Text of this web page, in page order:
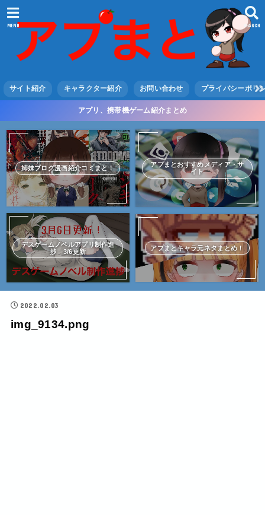
SEARCH
MENU
サイト紹介 キャラクター紹介 お問い合わせ プライバシーポリ
アプリ、携帯機ゲーム紹介まとめ
姉妹ブログ漫画紹介コミまと！
アプまとおすすめメディア・サ
イト
デスゲームノベルアプリ制作進
捗 3/6更新
アプまとキャラ元ネタまとめ！
2022.02.03
img_9134.png